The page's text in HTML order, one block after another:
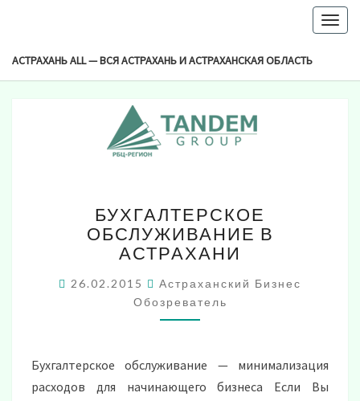
АСТРАХАНЬ ALL — ВСЯ АСТРАХАНЬ И АСТРАХАНСКАЯ ОБЛАСТЬ
Метка:Бухгалтерское Сопровождение
ОБСЛУЖИВАНИЕ
В
АСТРАХАНИ
БУХГАЛТЕРСКОЕ
ОБСЛУЖИВАНИЕ В
АСТРАХАНИ
26.02.2015
Астраханский Бизнес
Обозреватель
Бухгалтерское обслуживание — минимализация
расходов для начинающего бизнеса Если Вы